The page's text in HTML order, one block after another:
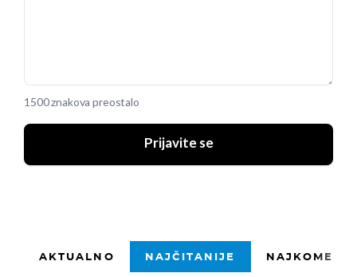
1500 znakova preostalo
Prijavite se
AKTUALNO NAJČITANIJE